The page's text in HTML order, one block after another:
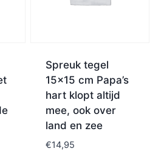
Spreuk tegel
15×15 cm Papa’s
hart klopt altijd
mee, ook over
land en zee
€14,95